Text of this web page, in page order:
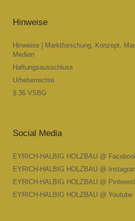
Hinweise
Hinweise | Marktforschung, Konzept,
Medien
Haftungsausschluss
Urheberrechte
§ 36 VSBG
Social Media
EYRICH-HALBIG HOLZBAU @
EYRICH-HALBIG HOLZBAU @
EYRICH-HALBIG HOLZBAU @ Pinterest
EYRICH-HALBIG HOLZBAU @ Youtube